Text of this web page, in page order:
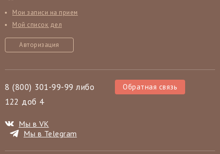
Мои записи на прием
Мой список дел
Авторизация
8 (800) 301-99-99 либо
122 доб 4
Обратная связь
Мы в VK
Мы в Telegram